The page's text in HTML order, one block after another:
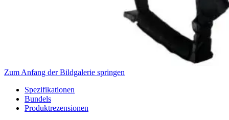
Zum Anfang der Bildgalerie springen
Spezifikationen
Bundels
Produktrezensionen